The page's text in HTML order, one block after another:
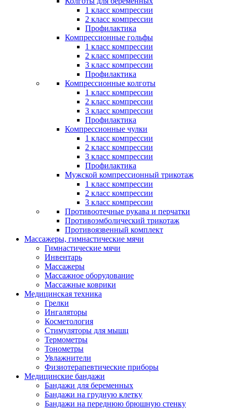
1 класс компрессии
2 класс компрессии
Профилактика
Компрессионные гольфы
1 класс компрессии
2 класс компрессии
3 класс компрессии
Профилактика
Компрессионные колготы
1 класс компрессии
2 класс компрессии
3 класс компрессии
Профилактика
Компрессионные чулки
1 класс компрессии
2 класс компрессии
3 класс компрессии
Профилактика
Мужской компрессионный трикотаж
1 класс компрессии
2 класс компрессии
3 класс компрессии
Противоотечные рукава и перчатки
Противоэмболический трикотаж
Противоязвенный комплект
Массажеры, гимнастические мячи
Гимнастические мячи
Инвентарь
Массажеры
Массажное оборудование
Массажные коврики
Медицинская техника
Грелки
Ингаляторы
Косметология
Стимуляторы для мышц
Термометры
Тонометры
Увлажнители
Физиотерапевтические приборы
Медицинские бандажи
Бандажи для беременных
Бандажи на грудную клетку
Бандажи на переднюю брюшную стенку